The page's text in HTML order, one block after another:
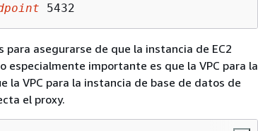
5432
asegurarse de que la instancia de EC2
especialmente importante es que la VPC para la
la VPC para la instancia de base de datos de
el proxy.